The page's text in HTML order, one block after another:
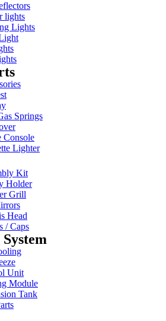
lights
Lights
Springs
Console
Lighter
Kit
Holder
Grill
Head
/ Caps
Unit
Module
Tank